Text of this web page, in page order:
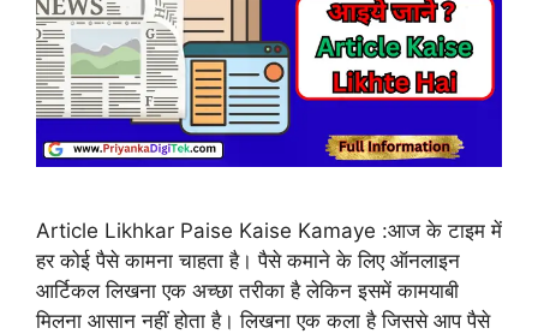
Article Likhkar Paise Kaise Kamaye :आज के टाइम में
हर कोई पैसे कामना चाहता है। पैसे कमाने के लिए ऑनलाइन
आर्टिकल लिखना एक अच्छा तरीका है लेकिन इसमें कामयाबी
मिलना आसान नहीं होता है। लिखना एक कला है जिससे आप पैसे